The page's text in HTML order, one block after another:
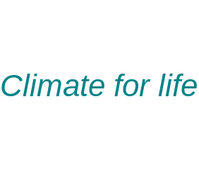
Climate for life